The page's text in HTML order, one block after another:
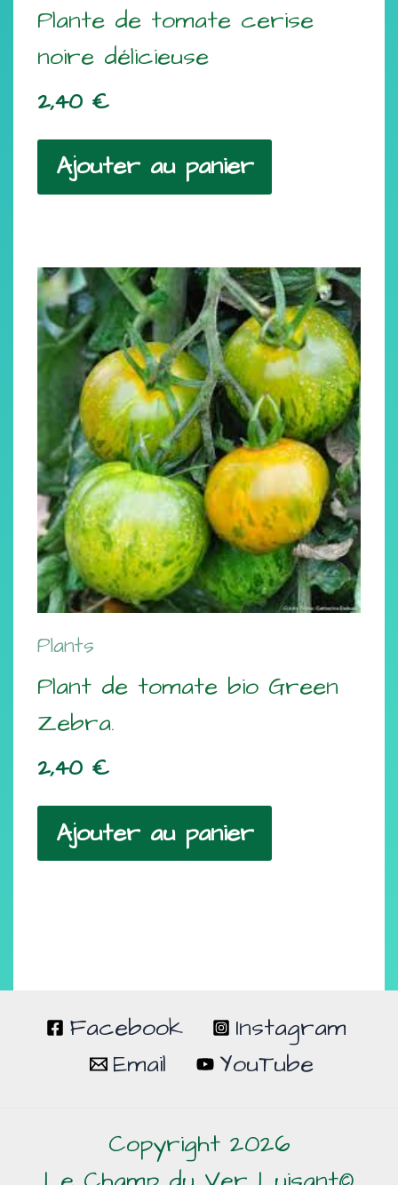
Plante de tomate cerise
noire délicieuse
2,40 €
Ajouter au panier
Plants
Plant de tomate bio Green
Zebra.
2,40 €
Ajouter au panier
Facebook
Instagram
Email
YouTube
Copyright 2026